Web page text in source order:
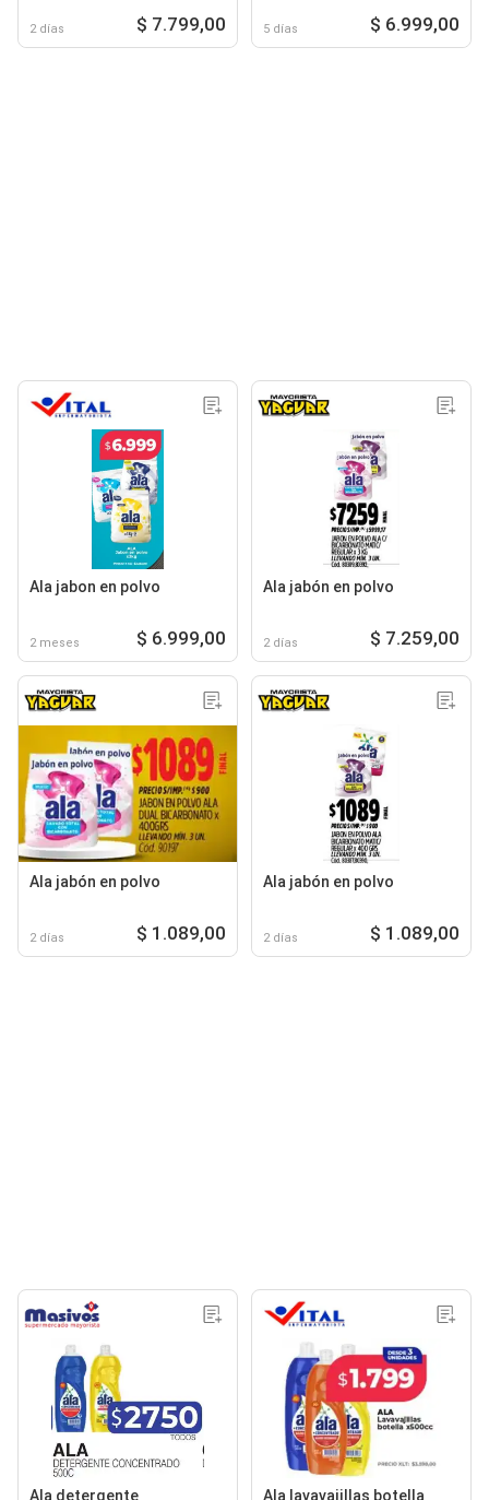
2 días $ 7.799,00 5 días $ 6.999,00
Ala jabon en polvo
2 meses $ 6.999,00
Ala jabón en polvo
2 días $ 7.259,00
Ala jabón en polvo
2 días $ 1.089,00
Ala jabón en polvo
2 días $ 1.089,00
Ala detergente Ala lavavajillas botella